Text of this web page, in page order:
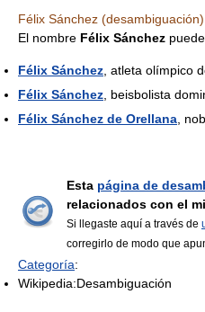
Félix Sánchez (desambiguación)
El nombre Félix Sánchez
Félix Sánchez , atleta olímpico
Félix Sánchez , beisbolista
Félix Sánchez de Orellana ,
Esta página de
relacionados con el
Si llegaste aquí a través de
corregirlo de modo que
Categoría:
Wikipedia:Desambiguación